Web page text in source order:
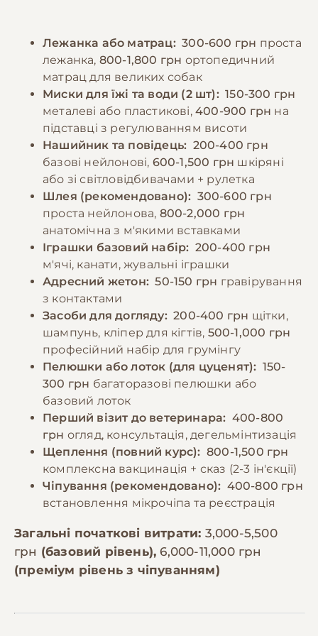
обов'язковими елементами догляду.
🎁 −10% на зоотовари
За промокодом E-PET
Порції мають відповідати розміру та
енергетичним потребам собаки. Необхідно
забезпечити постійний доступ до свіжої
води та слідкувати за реакцією організму на
різні продукти.
🎁 −10% на зоотовари
За промокодом E-PET
Лежанка або матрац: 300-600 грн проста
лежанка, 800-1,800 грн ортопедичний
матрац для великих собак
Миски для їжі та води (2 шт): 150-300 грн
металеві або пластикові, 400-900 грн на
підставці з регулюванням висоти
Нашийник та повідець: 200-400 грн
базові нейлонові, 600-1,500 грн шкіряні
або зі світловідбивачами + рулетка
Шлея (рекомендовано): 300-600 грн
проста нейлонова, 800-2,000 грн
анатомічна з м'якими вставками
Іграшки базовий набір: 200-400 грн
м'ячі, канати, жувальні іграшки
Адресний жетон: 50-150 грн гравірування
з контактами
Засоби для догляду: 200-400 грн щітки,
шампунь, кліпер для кігтів, 500-1,000 грн
професійний набір для грумінгу
Пелюшки або лоток (для цуценят): 150-
300 грн багаторазові пелюшки або
базовий лоток
Перший візит до ветеринара: 400-800
грн огляд, консультація, дегельмінтизація
Щеплення (повний курс): 800-1,500 грн
комплексна вакцинація + сказ (2-3 ін'єкції)
Чіпування (рекомендовано): 400-800 грн
встановлення мікрочіпа та реєстрація
Загальні початкові витрати: 3,000-5,500
грн (базовий рівень),6,000-11,000 грн
(преміум рівень з чіпуванням)